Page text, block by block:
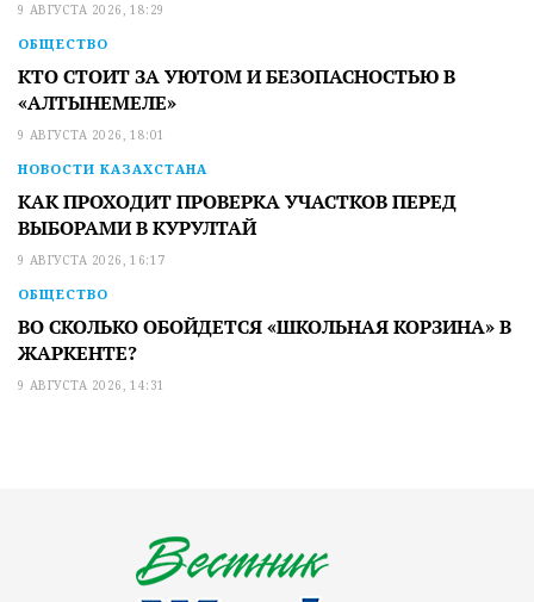
9 АВГУСТА 2026, 18:29
ОБЩЕСТВО
КТО СТОИТ ЗА УЮТОМ И БЕЗОПАСНОСТЬЮ В
«АЛТЫНЕМЕЛЕ»
9 АВГУСТА 2026, 18:01
НОВОСТИ КАЗАХСТАНА
КАК ПРОХОДИТ ПРОВЕРКА УЧАСТКОВ ПЕРЕД
ВЫБОРАМИ В КУРУЛТАЙ
9 АВГУСТА 2026, 16:17
ОБЩЕСТВО
ВО СКОЛЬКО ОБОЙДЕТСЯ «ШКОЛЬНАЯ КОРЗИНА» В
ЖАРКЕНТЕ?
9 АВГУСТА 2026, 14:31